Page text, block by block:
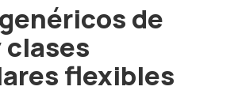
de
clases
flexibles